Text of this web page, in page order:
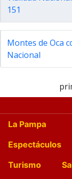
151
Montes de Oca
Nacional
La Pampa
Espectáculos
Turismo